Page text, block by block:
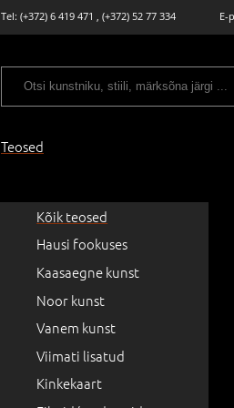
Tel: (+372) 6 419 471 , (+372) 52 77 334 E-
Teosed
Kõik teosed
Hausi fookuses
Kaasaegne kunst
Noor kunst
Vanem kunst
Viimati lisatud
Kinkekaart